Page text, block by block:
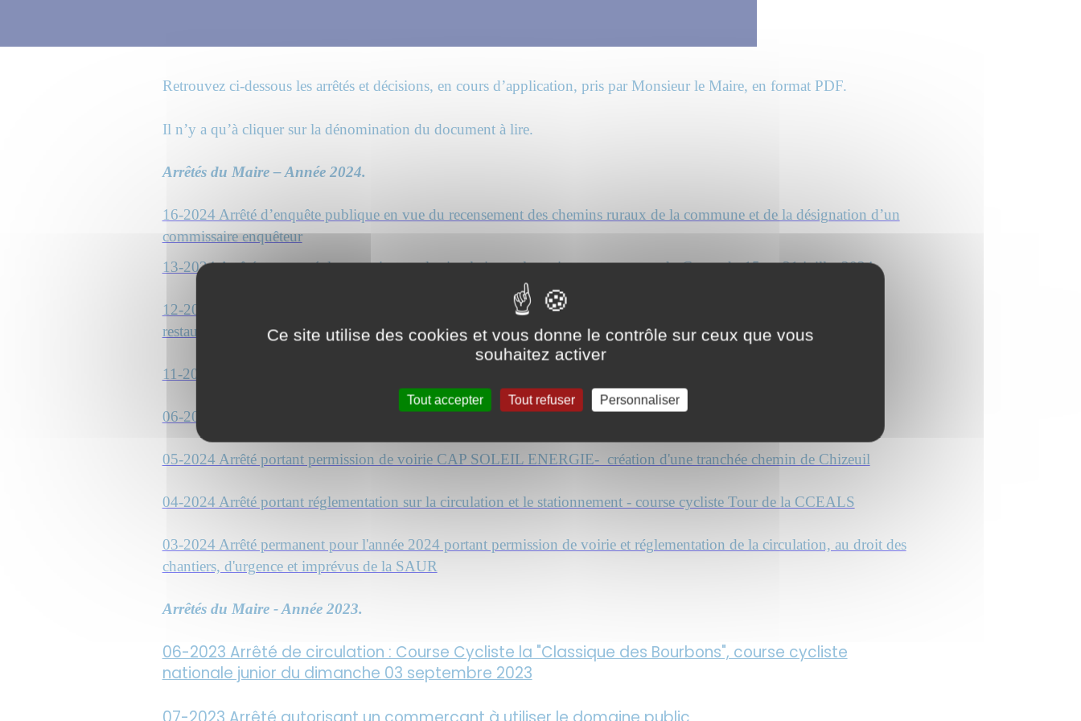
Retrouvez ci-dessous les arrêtés et décisions, en cours d’application, pris par Monsieur le Maire, en format PDF.
Il n’y a qu’à cliquer sur la dénomination du document à lire.
Arrêtés du Maire – Année 2024.
16-2024 Arrêté d’enquête publique en vue du recensement des chemins ruraux de la commune et de la désignation d’un
commissaire enquêteur
13-2024 Arrêté portantréglementation sur la circulation et le stationnement route du Creux du 15 au 31 juillet 2024
12-2024 Arrêté autorisant l'occupation du domaine public par les stands du vide grenier organisé par les gérants du
restaurant Le Cheval Blanc le 09 juin 2024
11-2024 Arrêté portant réglementation sur la circulation et le stationnement route de Maltat le 22 juin 2024
06-2024 Arrêté portant permission de voirie CAP SOLEIL ENERGIE - création d'une tranchée chemin de Chizeuil
05-2024 Arrêté portant permission de voirie CAP SOLEIL ENERGIE- création d'une tranchée chemin de Chizeuil
04-2024 Arrêté portant réglementation sur la circulation et le stationnement - course cycliste Tour de la CCEALS
03-2024 Arrêté permanent pour l'année 2024 portant permission de voirie et réglementation de la circulation, au droit des
chantiers, d'urgence et imprévus de la SAUR
Arrêtés du Maire - Année 2023.
06-2023 Arrêté de circulation : Course Cycliste la "Classique des Bourbons", course cycliste
nationale junior du dimanche 03 septembre 2023
Ce site utilise des cookies et vous donne le contrôle sur ceux que vous
souhaitez activer
Tout accepter Tout refuser Personnaliser